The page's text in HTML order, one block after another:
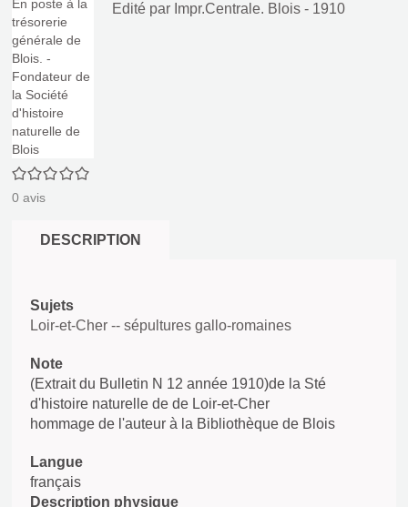
0/5
0 avis
Edité par Impr.Centrale. Blois - 1910
DESCRIPTION
Sujets
Loir-et-Cher -- sépultures gallo-romaines
Note
(Extrait du Bulletin N 12 année 1910)de la Sté
d'histoire naturelle de de Loir-et-Cher
hommage de l'auteur à la Bibliothèque de Blois
Langue
français
Description physique